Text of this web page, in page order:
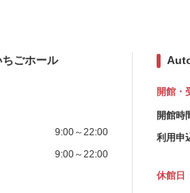
ごホール
9:00～22:00
9:00～22:00
開館・
開館時
利用申
休館日